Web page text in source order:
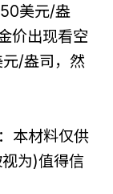
美元/盎
价出现看空
/盎司，然
本材料仅供
为)值得信